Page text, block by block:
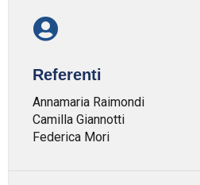
Referenti
Annamaria Raimondi
Camilla Giannotti
Federica Mori